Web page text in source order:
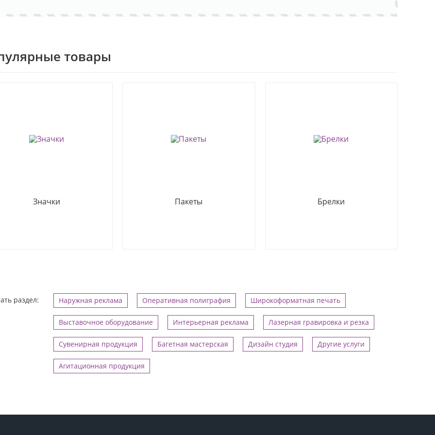
товары
Значки Пакеты Брелки
раздел: Наружная реклама Оперативная полиграфия Широкоформатная печать
Выставочное оборудование Интерьерная реклама Лазерная гравировка и резка
Сувенирная продукция Багетная мастерская Дизайн студия Другие услуги
Агитационная продукция